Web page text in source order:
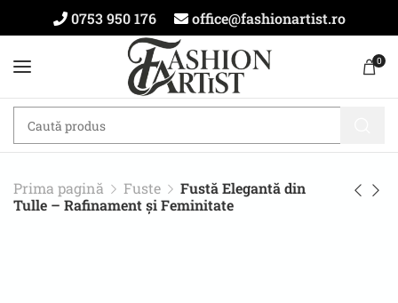
0753 950 176 office@fashionartist.ro
0
Prima pagină Fuste
Fustă Elegantă din
Tulle – Rafinament și Feminitate